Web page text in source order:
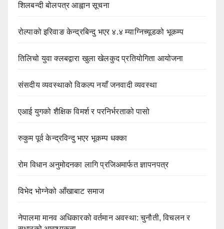
शिलबन्दी बोलपत्र आह्वान सूचना
रोल्पाको इरिवाङ केन्द्रबिन्दु भएर ४.४ म्याग्निच्यूडको भूकम्प
तिलिचो युवा क्लबद्वारा खुला खेलकुद प्रतियोगिता आयोजना
संसदीय व्यवस्थाको विकल्प नयाँ जनवादी व्यवस्था
एआई युगको शैक्षिक विमर्श र परनिर्भरताको पासो
रुकुम पूर्व केन्द्रविन्दु भएर भूकम्प धक्का
रोम विधान अनुमोदनका लागि प्रजिअमार्फत ज्ञापनपत्र
विभेद भोग्नेको आँखाबाट समाज
नेपालमा मानव अधिकारको वर्तमान अवस्था: चुनौती, विचलन र